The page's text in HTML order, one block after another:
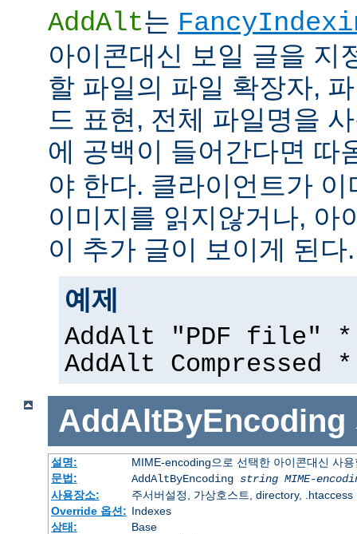
AddAlt는
아이콘대신 보일 글을 지
할 파일의 파일 확장자,
드 표현, 전체 파일명을
에 공백이 들어간다면 따
야 한다. 클라이언트가
이미지를 읽지않거나, 아
이 추가 글이 보이게 된다.
예제
AddAlt "PDF file"
AddAlt
AddAltByEncoding
설명:
MIME-encoding으로 선택한 아이콘대신 사
문법:
AddAltByEncoding string MIME-
사용장소:
주서버설정, 가상호스트, directory, .htaccess
Override 옵션: Indexes
상태:
Base